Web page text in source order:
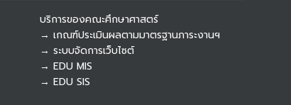
บริการของคณะศึกษาศาสตร์
→ เกณฑ์ประเมินผลตามมาตรฐานภาระงานฯ
→ ระบบจัดการเว็บไซต์
→ EDU MIS
→ EDU SIS